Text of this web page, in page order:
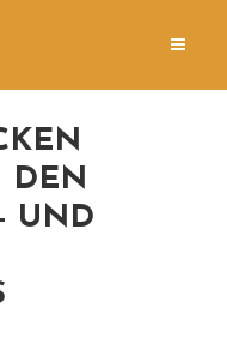
DEN
UND